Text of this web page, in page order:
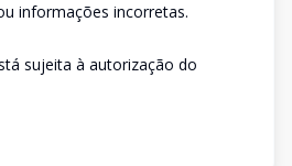
informações incorretas.
sujeita à autorização do